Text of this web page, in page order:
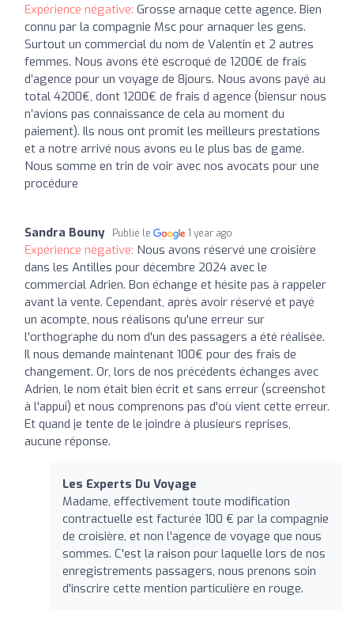
Expérience négative: Grosse arnaque cette agence. Bien
connu par la compagnie Msc pour arnaquer les gens.
Surtout un commercial du nom de Valentin et 2 autres
femmes. Nous avons été escroqué de 1200€ de frais
d’agence pour un voyage de 8jours. Nous avons payé au
total 4200€, dont 1200€ de frais d agence (biensur nous
n’avions pas connaissance de cela au moment du
paiement). Ils nous ont promit les meilleurs prestations
et a notre arrivé nous avons eu le plus bas de game.
Nous somme en trin de voir avec nos avocats pour une
procédure
Sandra Bouny Publié le 1 year ago
Expérience négative: Nous avons réservé une croisière
dans les Antilles pour décembre 2024 avec le
commercial Adrien. Bon échange et hésite pas à rappeler
avant la vente. Cependant, après avoir réservé et payé
un acompte, nous réalisons qu'une erreur sur
l'orthographe du nom d'un des passagers a été réalisée.
Il nous demande maintenant 100€ pour des frais de
changement. Or, lors de nos précédents échanges avec
Adrien, le nom était bien écrit et sans erreur (screenshot
à l'appui) et nous comprenons pas d'où vient cette erreur.
Et quand je tente de le joindre à plusieurs reprises,
aucune réponse.
Les Experts Du Voyage
Madame, effectivement toute modification
contractuelle est facturée 100 € par la compagnie
de croisière, et non l'agence de voyage que nous
sommes. C'est la raison pour laquelle lors de nos
enregistrements passagers, nous prenons soin
d'inscrire cette mention particulière en rouge.